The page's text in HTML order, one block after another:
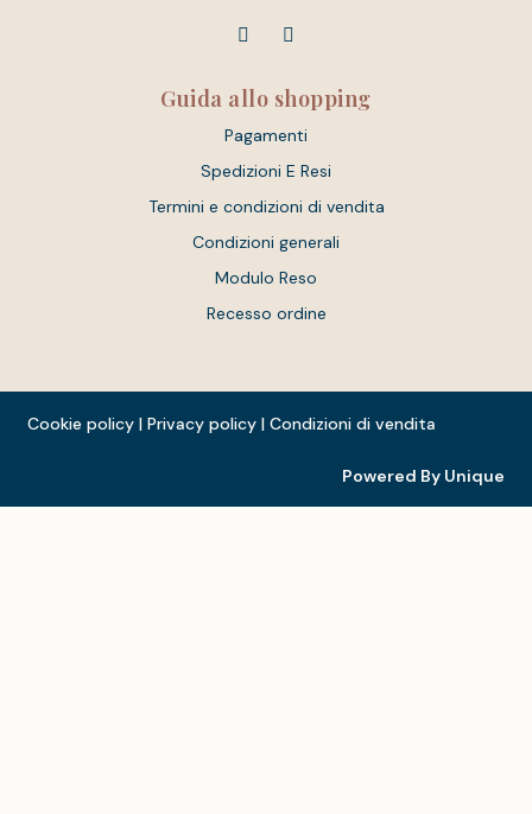
Guida allo shopping
Pagamenti
Spedizioni E Resi
Termini e condizioni di vendita
Condizioni generali
Modulo Reso
Recesso ordine
Cookie policy |Privacy policy |Condizioni di vendita
Powered By Unique